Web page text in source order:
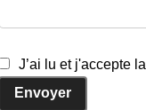
J’ai lu et j'accepte la
Envoyer